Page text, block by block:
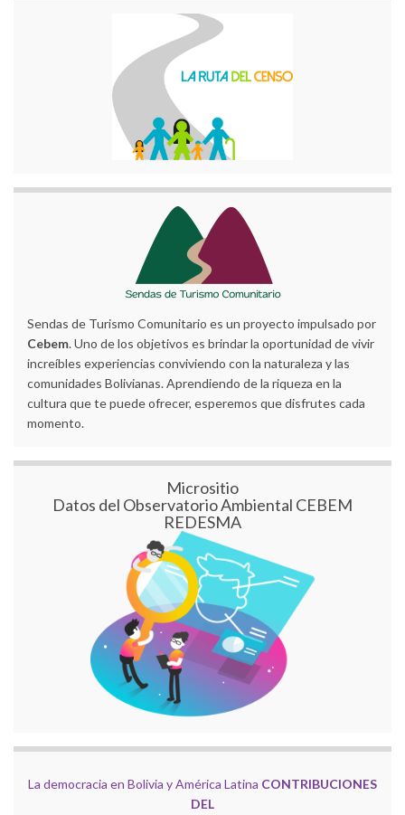
Sendas de Turismo Comunitario es un proyecto impulsado por
Cebem. Uno de los objetivos es brindar la oportunidad de vivir
increíbles experiencias conviviendo con la naturaleza y las
comunidades Bolivianas. Aprendiendo de la riqueza en la
cultura que te puede ofrecer, esperemos que disfrutes cada
momento.
Micrositio
Datos del Observatorio Ambiental CEBEM
REDESMA
La democracia en Bolivia y América Latina CONTRIBUCIONES
DEL